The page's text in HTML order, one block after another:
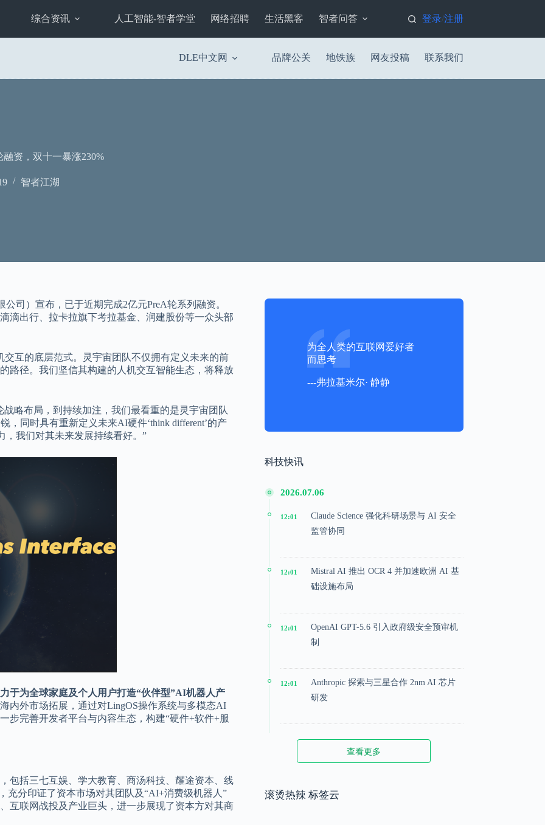
综合资讯 人工智能-智者学堂 网络招聘 生活黑客 智者问答 登录/注册
DLE中文网 品牌公关 地铁族 网友投稿 联系我们
资，双十一暴涨230%
智者江湖
司）宣布，已于近期完成2亿元PreA轮系列融资。
滴出行、拉卡拉旗下考拉基金、润建股份等一众头部
互的底层范式。灵宇宙团队不仅拥有定义未来的前
路径。我们坚信其构建的人机交互智能生态，将释放
略布局，到持续加注，我们最看重的是灵宇宙团队
同时具有重新定义未来AI硬件‘think different’的产
，我们对其未来发展持续看好。”
于为全球家庭及个人用户打造“伙伴型”AI机器人产
内外市场拓展，通过对LingOS操作系统与多模态AI
步完善开发者平台与内容生态，构建“硬件+软件+服
包括三七互娱、学大教育、商汤科技、耀途资本、线
充分印证了资本市场对其团队及“AI+消费级机器人”
互联网战投及产业巨头，进一步展现了资本方对其商
为全人类的互联网爱好者
而思考
---弗拉基米尔· 静静
科技快讯
2026.07.06
12:01
Claude Science 强化科研场景与 AI 安全
监管协同
12:01
Mistral AI 推出 OCR 4 并加速欧洲 AI 基
础设施布局
12:01
OpenAI GPT-5.6 引入政府级安全预审机
制
12:01
Anthropic 探索与三星合作 2nm AI 芯片
研发
12:01
Microsoft 投入 25 亿美元成立 AI 落地实
12:01
Meta 内部模型接近 GPT-5.5 水平，基础
查看更多
滚烫热辣 标签云